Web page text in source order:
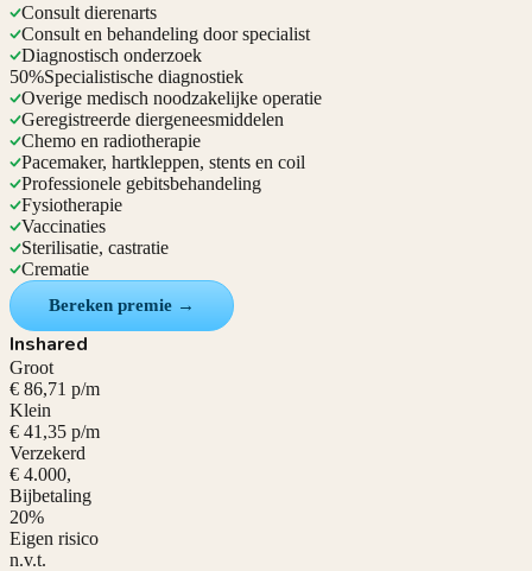
Consult dierenarts
Consult en behandeling door specialist
Diagnostisch onderzoek
50%Specialistische diagnostiek
Overige medisch noodzakelijke operatie
Geregistreerde diergeneesmiddelen
Chemo en radiotherapie
Pacemaker, hartkleppen, stents en coil
Professionele gebitsbehandeling
Fysiotherapie
Vaccinaties
Sterilisatie, castratie
Crematie
Bereken premie →
Inshared
Groot
€ 86,71 p/m
Klein
€ 41,35 p/m
Verzekerd
€ 4.000,
Bijbetaling
20%
Eigen risico
n.v.t.